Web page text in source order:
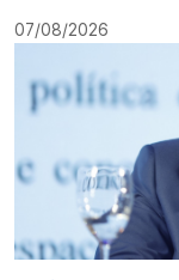
07/08/2026